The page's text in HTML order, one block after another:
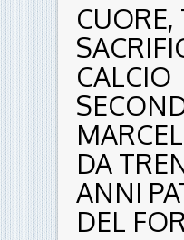
CUORE,
CALCIO
DA
ANNI
DEL